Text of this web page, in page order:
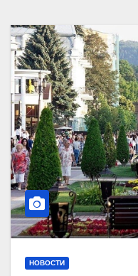
НОВОСТИ